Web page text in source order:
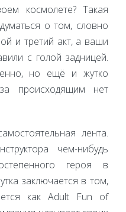
космолете? Такая
о том, словно
и третий акт, а ваши
с голой задницей.
но ещё и жутко
происходящим нет
лента.
чем-нибудь
героя в
заключается в том,
как Adult Fun of